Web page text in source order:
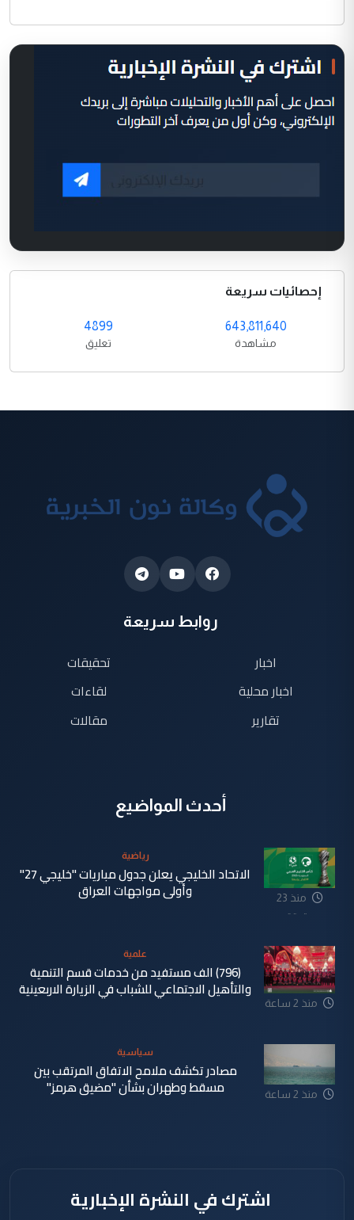
إحصائيات سريعة
643,811,640
مشاهدة
4899
تعليق
روابط سريعة
اخبار
اخبار محلية
تقارير
تحقيقات
لقاءات
مقالات
أحدث المواضيع
منذ 23
دقيقة
رياضية
الاتحاد الخليجي يعلن جدول مباريات "خليجي 27"
وأولى مواجهات العراق
منذ 2 ساعة
علمية
(796) الف مستفيد من خدمات قسم التنمية
والتأهيل الاجتماعي للشباب في الزيارة الاربعينية
منذ 2 ساعة
سياسية
مصادر تكشف ملامح الاتفاق المرتقب بين
مسقط وطهران بشأن "مضيق هرمز"
اشترك في النشرة الإخبارية